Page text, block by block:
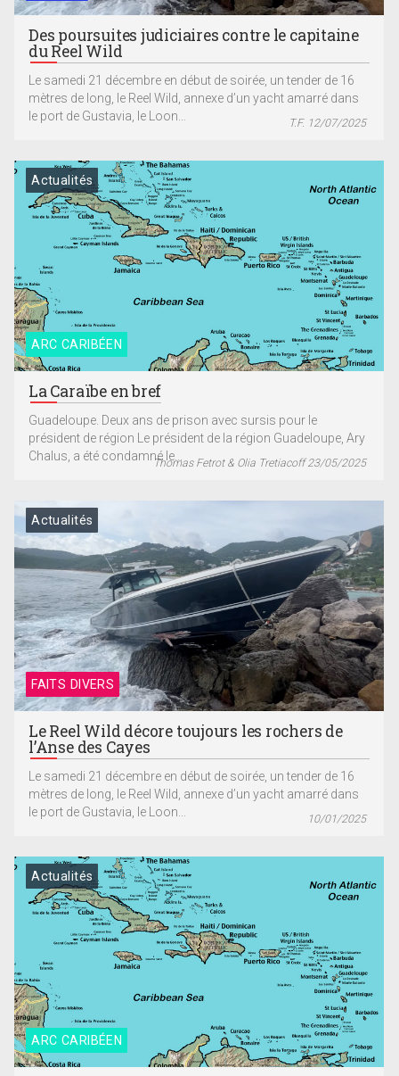
Des poursuites judiciaires contre le capitaine
du Reel Wild
Le samedi 21 décembre en début de soirée, un tender de 16
mètres de long, le Reel Wild, annexe d’un yacht amarré dans
le port de Gustavia, le Loon...
T.F. 12/07/2025
ARC CARIBÉEN
Actualités
La Caraïbe en bref
Guadeloupe. Deux ans de prison avec sursis pour le
président de région Le président de la région Guadeloupe, Ary
Chalus, a été condamné le...Thomas Fetrot & Olia Tretiacoff 23/05/2025
FAITS DIVERS
Actualités
Le Reel Wild décore toujours les rochers de
l’Anse des Cayes
Le samedi 21 décembre en début de soirée, un tender de 16
mètres de long, le Reel Wild, annexe d’un yacht amarré dans
le port de Gustavia, le Loon...
10/01/2025
ARC CARIBÉEN
Actualités